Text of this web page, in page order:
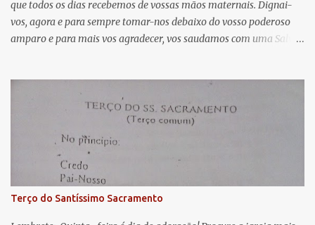
r
i
o
que todos os dias recebemos de vossas mãos maternais. Dignai-
vos, agora e para sempre tomar-nos debaixo do vosso poderoso
amparo e para mais vos agradecer, vos saudamos com uma Salve
lágrimas. Eia, pois, Advogada nossa, estes vossos olhos
misericordiosos a nós volvei, e depois deste desterro, mostrai-nos
Jesus. Bendito é o fruto do vosso ventre, ó clemente, ó piedosa, ó
doce e sempre Virgem Maria. Rogai por nós Santa Mãe de Deus.
Para que sejamos dignos das promessas de Cristo. Amém.
Terço do Santíssimo Sacramento